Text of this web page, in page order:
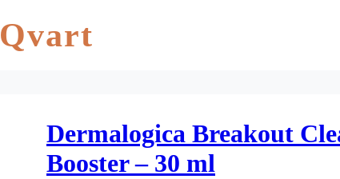
Qvart
Dermalogica Breakout
Booster – 30 ml